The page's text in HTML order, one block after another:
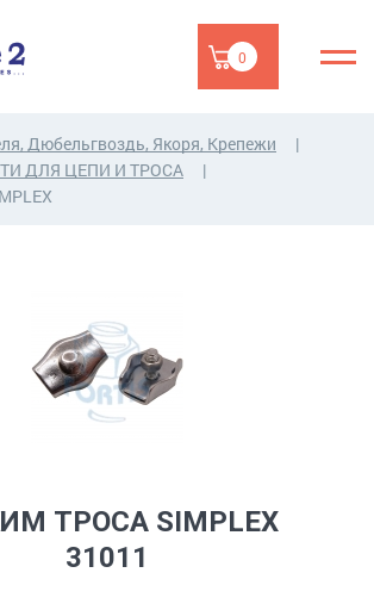
0
Дюбельгвоздь, Якоря, Крепежи
ДЛЯ ЦЕПИ И ТРОСA
ТРОСА SIMPLEX
31011